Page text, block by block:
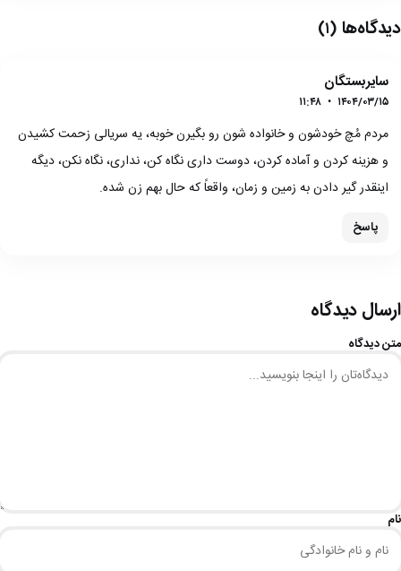
دیدگاه‌ها (۱)
سایربستگان
۱۴۰۴/۰۳/۱۵ •
مردم مُچ خودشون و خانواده شون رو بگیرن خوبه، یه سریالی زحمت کشیدن
و هزینه کردن و آماده کردن، دوست داری نگاه کن، نداری، نگاه نکن، دیگه
اینقدر گیر دادن به زمین و زمان، واقعاً که حال بهم زن شده.
پاسخ
ارسال دیدگاه
متن دیدگاه
نام